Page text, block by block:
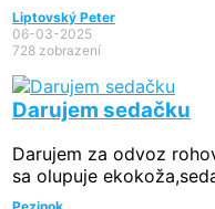
Liptovský Peter
06-03-2025
728 zobrazení
Darujem sedačku
Darujem za odvoz
sa olupuje